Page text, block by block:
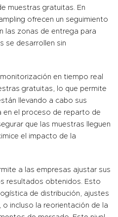
muestras gratuitas. En
ofrecen un seguimiento
las zonas de entrega para
se desarrollen sin
en tiempo real
gratuitas, lo que permite
llevando a cabo sus
en el proceso de reparto de
que las muestras lleguen
el impacto de la
a las empresas ajustar sus
resultados obtenidos. Esto
de distribución, ajustes
incluso la reorientación de la